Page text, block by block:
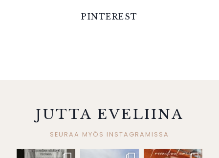
PINTEREST
JUTTA EVELIINA
SEURAA MYÖS INSTAGRAMISSA